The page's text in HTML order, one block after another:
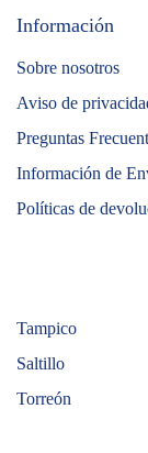
Información
Sobre nosotros
Aviso de
Preguntas
Información de
Políticas de
Tampico
Saltillo
Torreón